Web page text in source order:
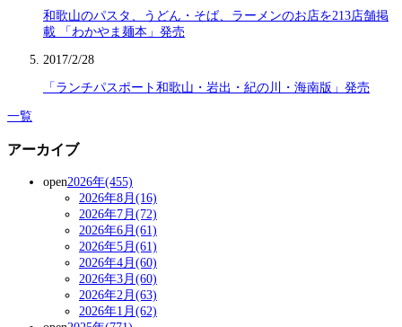
和歌山のパスタ、うどん・そば、ラーメンのお店を213店舗掲
載 「わかやま麺本」発売
2017/2/28
「ランチパスポート和歌山・岩出・紀の川・海南版」発売
一覧
アーカイブ
open2026年(455)
2026年8月(16)
2026年7月(72)
2026年6月(61)
2026年5月(61)
2026年4月(60)
2026年3月(60)
2026年2月(63)
2026年1月(62)